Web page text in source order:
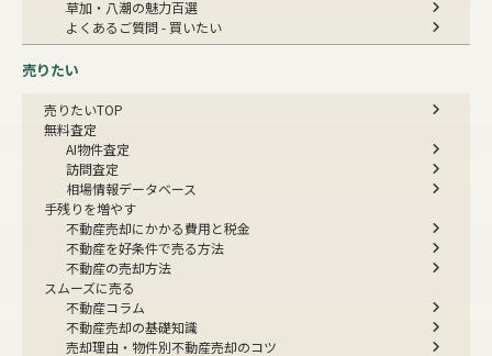
草加・八潮の魅力百選
よくあるご質問 - 買いたい
売りたい
売りたいTOP
無料査定
AI物件査定
訪問査定
相場情報データベース
手残りを増やす
不動産売却にかかる費用と税金
不動産を好条件で売る方法
不動産の売却方法
スムーズに売る
不動産コラム
不動産売却の基礎知識
売却理由・物件別不動産売却のコツ